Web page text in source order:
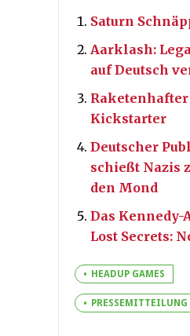
Saturn
Aarklash:
auf Deutsch
Kickstarter
Deutscher
schießt Nazis
den Mond
Das Kennedy-
Lost Secrets:
HEADUP GAMES
PRESSEMITTEILUNG